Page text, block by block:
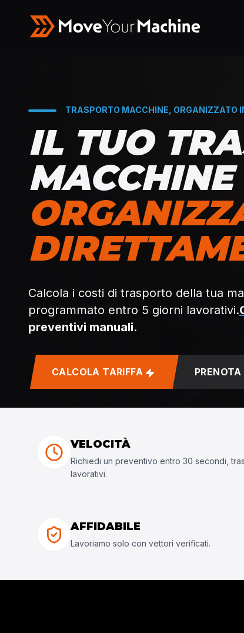
TRASPORTO MACCHINE, ORGANIZZATO
IL TUO
MACCHINE
Calcola i costi di trasporto della tua
programmato entro 5 giorni lavorativi.
preventivi manuali.
CALCOLA TARIFFA
VELOCITÀ
Richiedi un preventivo entro 30 secondi,
lavorativi.
AFFIDABILE
Lavoriamo solo con vettori verificati.